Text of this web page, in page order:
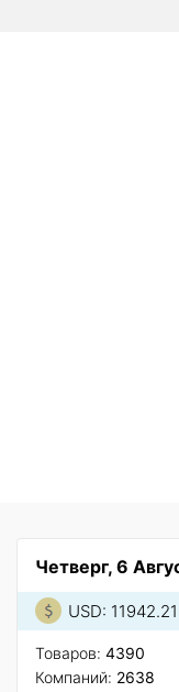
Четверг, 6
USD: 11942.21
Товаров: 4390
Компаний: 2638